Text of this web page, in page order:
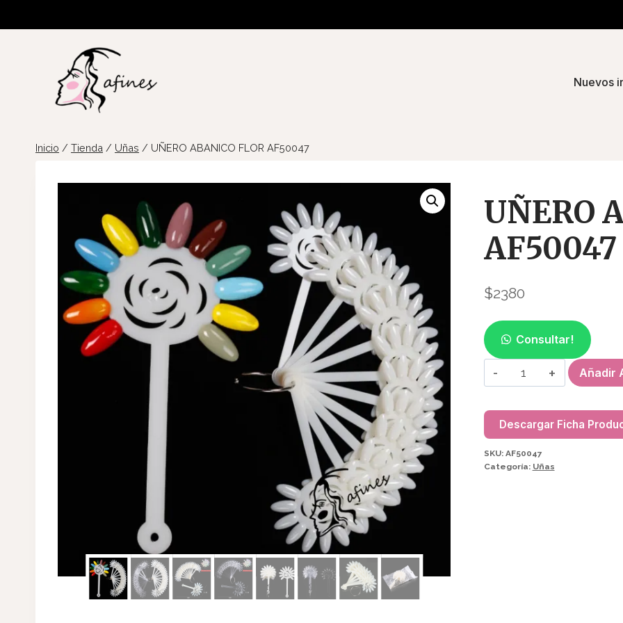
Nuevos
Inicio / Tienda / Uñas / UÑERO ABANICO FLOR AF50047
UÑERO
AF50047
$2380
Consultar!
UÑERO
ABANICO
AF50047
cantidad
Añadir
Descargar Ficha
SKU: AF50047
Categoría: Uñas